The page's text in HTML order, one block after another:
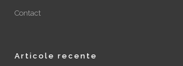
Contact
Articole recente